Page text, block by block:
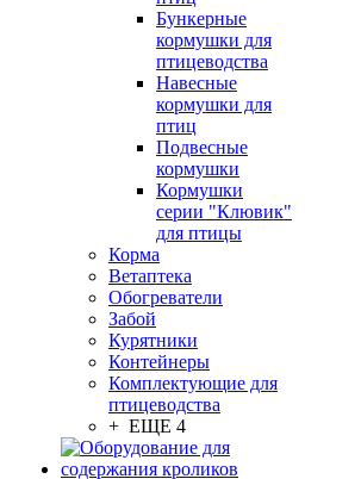
Бункерные
кормушки для
птицеводства
Навесные
кормушки для
птиц
Подвесные
кормушки
Кормушки
серии "Клювик"
для птицы
Корма
Ветаптека
Обогреватели
Забой
Курятники
Контейнеры
Комплектующие для
птицеводства
+ ЕЩЕ 4